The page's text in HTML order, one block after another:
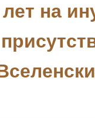
на